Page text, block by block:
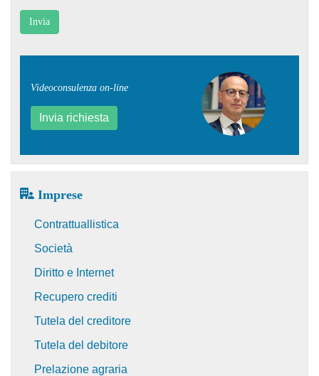
Videoconsulenza on-line
Invia richiesta
Imprese
Contrattuallistica
Società
Diritto e Internet
Recupero crediti
Tutela del creditore
Tutela del debitore
Prelazione agraria